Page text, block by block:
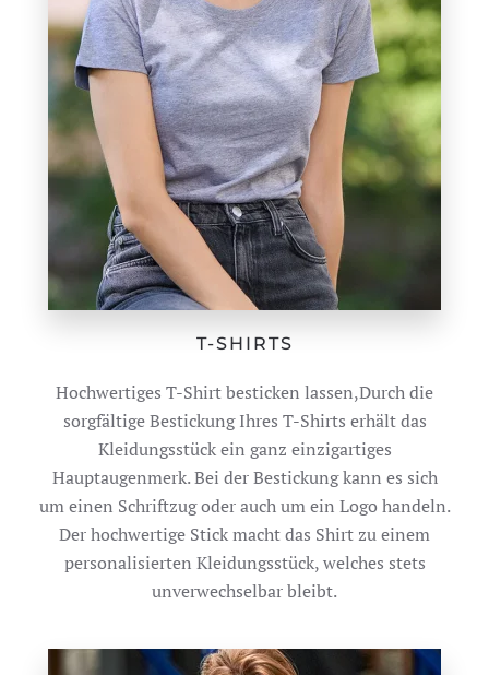
T-SHIRTS
Hochwertiges T-Shirt besticken lassen,Durch die
sorgfältige Bestickung Ihres T-Shirts erhält das
Kleidungsstück ein ganz einzigartiges
Hauptaugenmerk. Bei der Bestickung kann es sich
um einen Schriftzug oder auch um ein Logo handeln.
Der hochwertige Stick macht das Shirt zu einem
personalisierten Kleidungsstück, welches stets
unverwechselbar bleibt.